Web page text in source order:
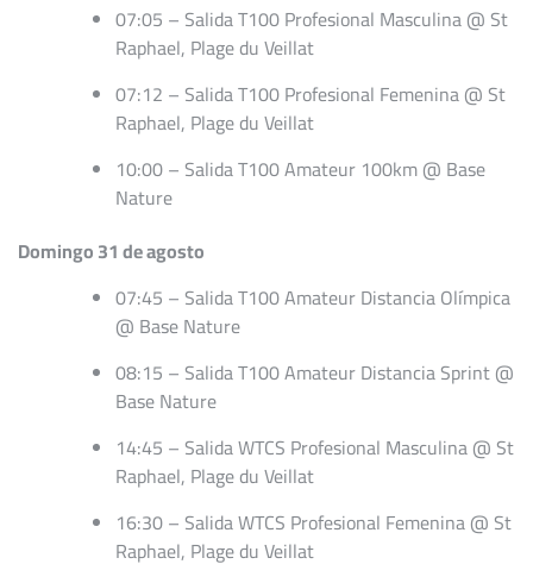
07:05 – Salida T100 Profesional Masculina @ St
Raphael, Plage du Veillat
07:12 – Salida T100 Profesional Femenina @ St
Raphael, Plage du Veillat
10:00 – Salida T100 Amateur 100km @ Base
Nature
Domingo 31 de agosto
07:45 – Salida T100 Amateur Distancia Olímpica
@ Base Nature
08:15 – Salida T100 Amateur Distancia Sprint @
Base Nature
14:45 – Salida WTCS Profesional Masculina @ St
Raphael, Plage du Veillat
16:30 – Salida WTCS Profesional Femenina @ St
Raphael, Plage du Veillat